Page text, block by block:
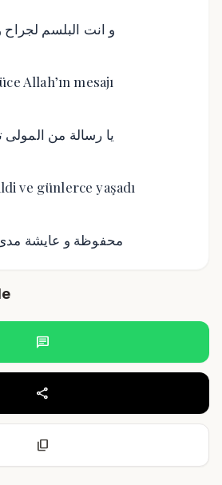
و انت البلسم لجراح
Allah’ın mesajı
يا رسالة من المولى
ve günlerce yaşadı
محفوظة و عايشة مدى
chat
share
content_copy